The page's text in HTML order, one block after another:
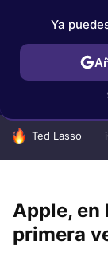
IPHONE
HOY SE HABLA
Ted Lasso
Apple, en
primera
Ya